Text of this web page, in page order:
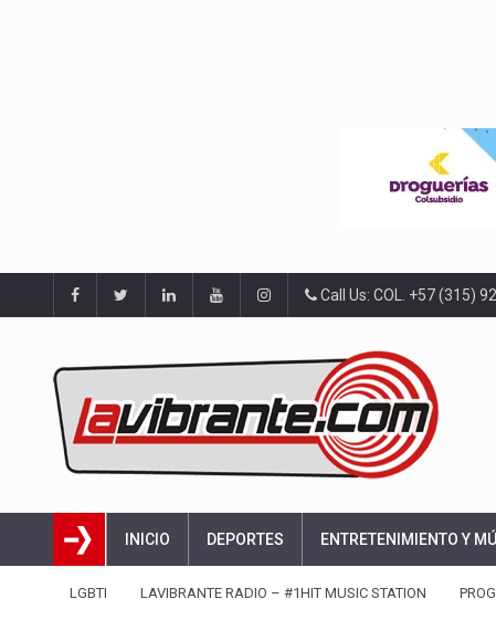
Call Us: COL. +57 (315)
INICIO DEPORTES ENTRETENIMIENTO Y
LGBTI LAVIBRANTE RADIO – #1HIT MUSIC STATION